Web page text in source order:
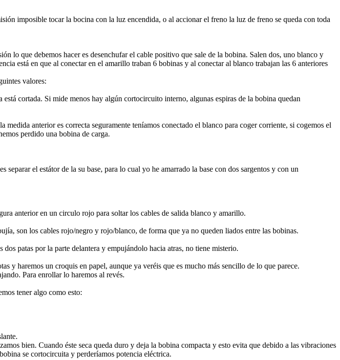
imposible tocar la bocina con la luz encendida, o al accionar el freno la luz de freno se queda con toda
lo que debemos hacer es desenchufar el cable positivo que sale de la bobina. Salen dos, uno blanco y
está en que al conectar en el amarillo traban 6 bobinas y al conectar al blanco trabajan las 6 anteriores
valores:
cortada. Si mide menos hay algún cortocircuito interno, algunas espiras de la bobina quedan
anterior es correcta seguramente teníamos conectado el blanco para coger corriente, si cogemos el
perdido una bobina de carga.
el estátor de la su base, para lo cual yo he amarrado la base con dos sargentos y con un
anterior en un circulo rojo para soltar los cables de salida blanco y amarillo.
son los cables rojo/negro y rojo/blanco, de forma que ya no queden liados entre las bobinas.
patas por la parte delantera y empujándolo hacia atras, no tiene misterio.
y haremos un croquis en papel, aunque ya veréis que es mucho más sencillo de lo que parece.
Para enrollar lo haremos al revés.
tener algo como esto:
bien. Cuando éste seca queda duro y deja la bobina compacta y esto evita que debido a las vibraciones
se cortocircuita y perderíamos potencia eléctrica.